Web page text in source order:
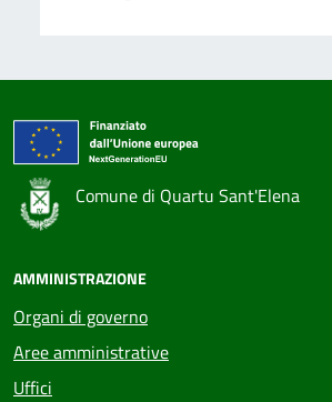
Comune di Quartu Sant'Elena
AMMINISTRAZIONE
Organi di governo
Aree amministrative
Uffici